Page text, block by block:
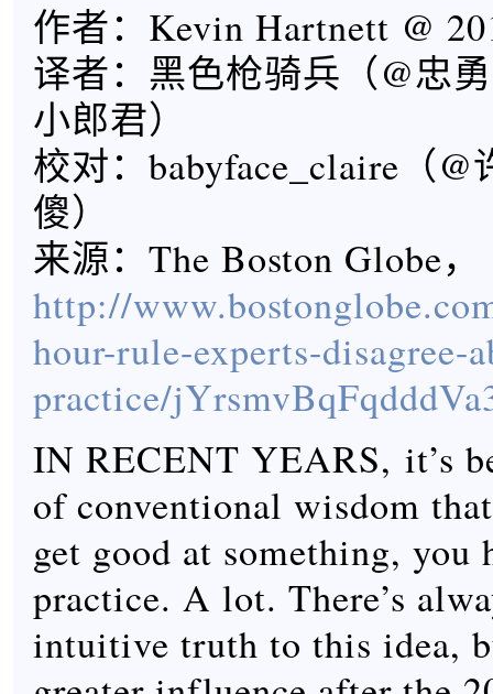
作者：Kevin Hartnett @
译者：黑色枪骑兵（@忠
小郎君）
校对：babyface_claire（
傻）
来源：The Boston Globe，
http://
hour-rule-experts-disagree-
practice/
IN RECENT YEARS, it’s
of conventional wisdom
get good at something, you
practice. A lot. There’s
intuitive truth to this idea,